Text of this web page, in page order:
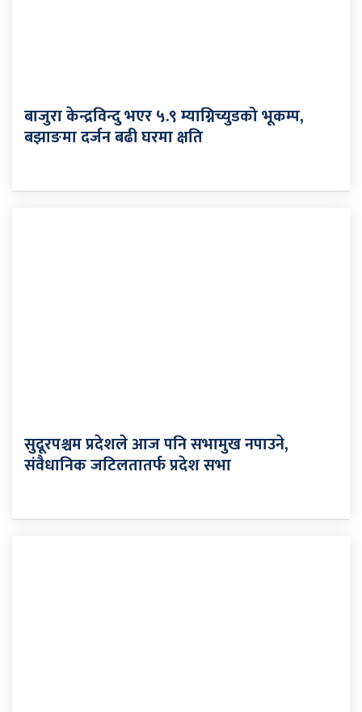
बाजुरा केन्द्रविन्दु भएर ५‍.९ म्याग्निच्युडको भूकम्प,
बझाङमा दर्जन बढी घरमा क्षति
सुदूरपश्चम प्रदेशले आज पनि सभामुख नपाउने,
संवैधानिक जटिलतातर्फ प्रदेश सभा